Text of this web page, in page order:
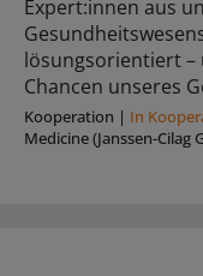
Expert:innen aus
lösungsorientiert
Chancen unseres
Kooperation | In
Medicine (Janssen-Cilag